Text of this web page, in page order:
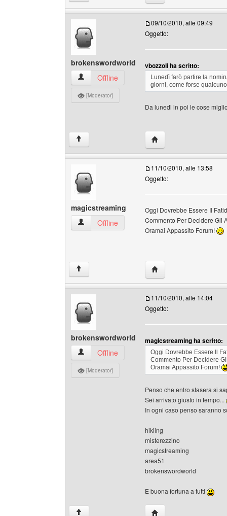
brokenswordworld
brokenswordworld Profilo
Offline
[Moderator]
09/10/2010, alle 09:49
Oggetto:
vbozzoli ha scritto:
Lunedì farò partire la
giorni, come forse
Da lunedi in poi le cose
↑ HomePage:
magicstreaming
magicstreaming Profilo
Offline
11/10/2010, alle 13:58
Oggetto:
Oggi Dovrebbe Essere Il
Commento Per Decidere Gli
Oramai Appassito Forum!
↑ HomePage:
brokenswordworld
brokenswordworld Profilo
Offline
[Moderator]
11/10/2010, alle 14:04
Oggetto:
magicstreaming ha scritto:
Oggi Dovrebbe Essere Il
Commento Per Decidere
Oramai Appassito Forum!
Penso che entro stasera si
Sei arrivato giusto in tempo...
In ogni caso penso saranno
hikiing
misterezzino
magicstreaming
area51
brokenswordworld
E buona fortuna a tutti
↑ HomePage: